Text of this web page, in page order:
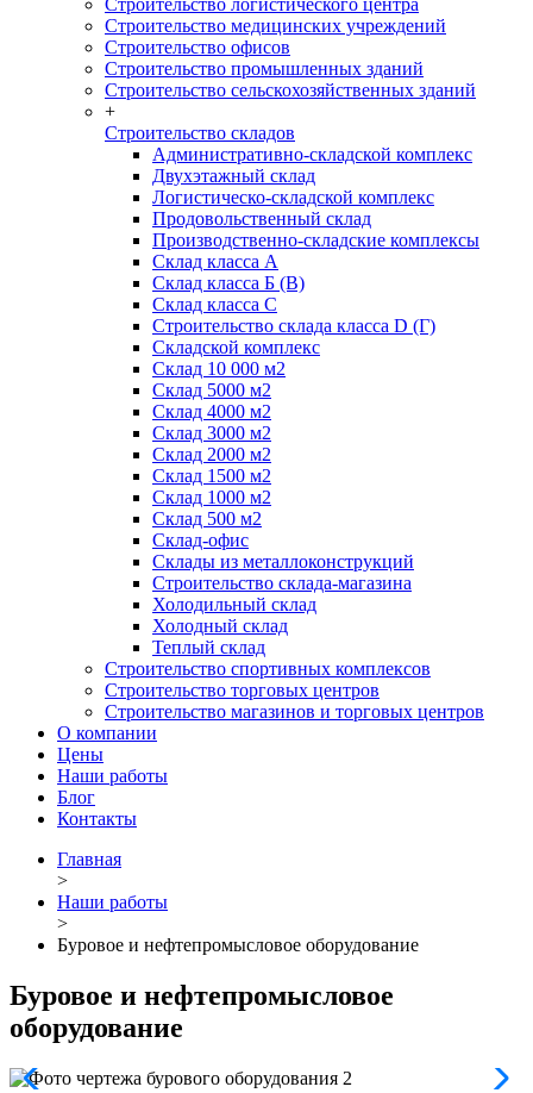
Строительство логистического центра
Строительство медицинских учреждений
Строительство офисов
Строительство промышленных зданий
Строительство сельскохозяйственных зданий
+
Строительство складов
Административно-складской комплекс
Двухэтажный склад
Логистическо-складской комплекс
Продовольственный склад
Производственно-складские комплексы
Склад класса А
Склад класса Б (B)
Склад класса С
Строительство склада класса D (Г)
Складской комплекс
Склад 10 000 м2
Склад 5000 м2
Склад 4000 м2
Склад 3000 м2
Склад 2000 м2
Склад 1500 м2
Склад 1000 м2
Склад 500 м2
Склад-офис
Склады из металлоконструкций
Строительство склада-магазина
Холодильный склад
Холодный склад
Теплый склад
Строительство спортивных комплексов
Строительство торговых центров
Строительство магазинов и торговых центров
О компании
Цены
Наши работы
Блог
Контакты
Главная
>
Наши работы
>
Буровое и нефтепромысловое оборудование
Буровое и нефтепромысловое
оборудование